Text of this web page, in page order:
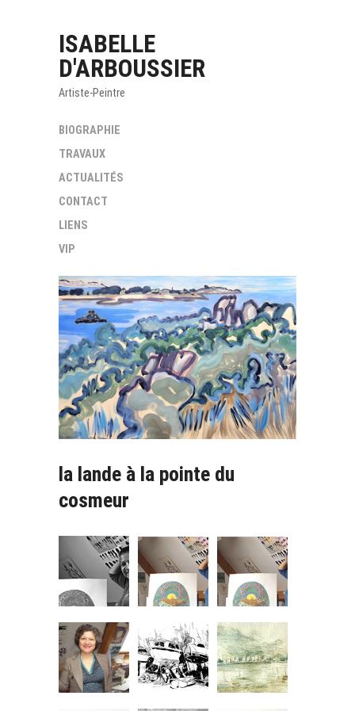
ISABELLE
D'ARBOUSSIER
Artiste-Peintre
BIOGRAPHIE
TRAVAUX
ACTUALITÉS
CONTACT
LIENS
VIP
la lande à la pointe du
cosmeur